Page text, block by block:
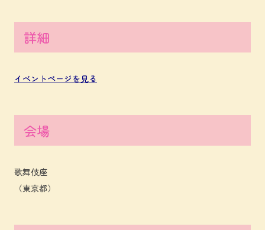
詳細
イベントページを見る
会場
歌舞伎座
（東京都）